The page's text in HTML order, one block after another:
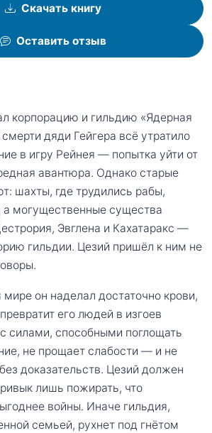
Скачать книгу
Оставить отзыв
корпорацию и гильдию «Ядерная
дяди Гейгера всё утратило
в игру Рейнея — попытка уйти от
авантюра. Однако старые
шахты, где трудились рабы,
могущественные существа
Эвглена и Кахатаракс —
гильдии. Цезий пришёл к ним не
мире он наделал достаточно крови,
его людей в изгоев
силами, способными поглощать
не прощает слабости — и не
доказательств. Цезий должен
лишь пожирать, что
войны. Иначе гильдия,
семьей, рухнет под гнётом